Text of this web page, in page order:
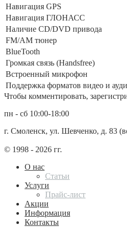
Навигация GPS
Навигация ГЛОНАСС
Наличие CD/DVD привода
FM/AM тюнер
BlueTooth
Громкая связь (Handsfree)
Встроенный микрофон
Поддержка форматов видео и
Чтобы комментировать,
пн - сб 10:00-18:00
г. Смоленск, ул. Шевченко, д. 83
© 1998 - 2026 гг.
О нас
Статьи
Услуги
Прайс-лист
Акции
Информация
Контакты